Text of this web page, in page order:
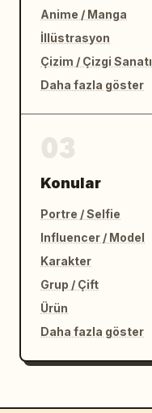
Anime / Manga
İllüstrasyon
Çizim / Çizgi Sanatı
Daha fazla göster
Konular
Portre / Selfie
Influencer / Model
Karakter
Grup / Çift
Ürün
Daha fazla göster